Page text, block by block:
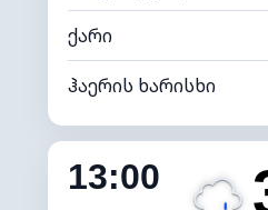
ქარი
ჰაერის ხარისხი
შიდა ტენიანობა
ნამის წერტილი
13:00